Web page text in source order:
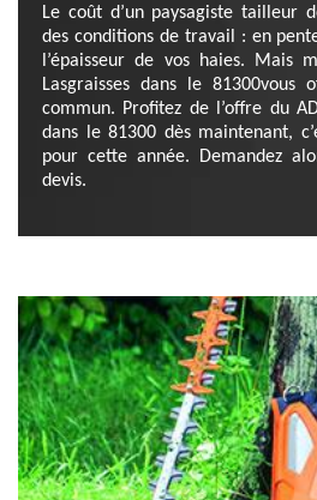
Le coût d’un paysagiste tailleur
des conditions de travail : en
l’épaisseur de vos haies. Mais
Lasgraisses dans le
commun. Profitez de l’offre du
dans le 81300 dès maintenant,
pour cette année. Demandez
devis.